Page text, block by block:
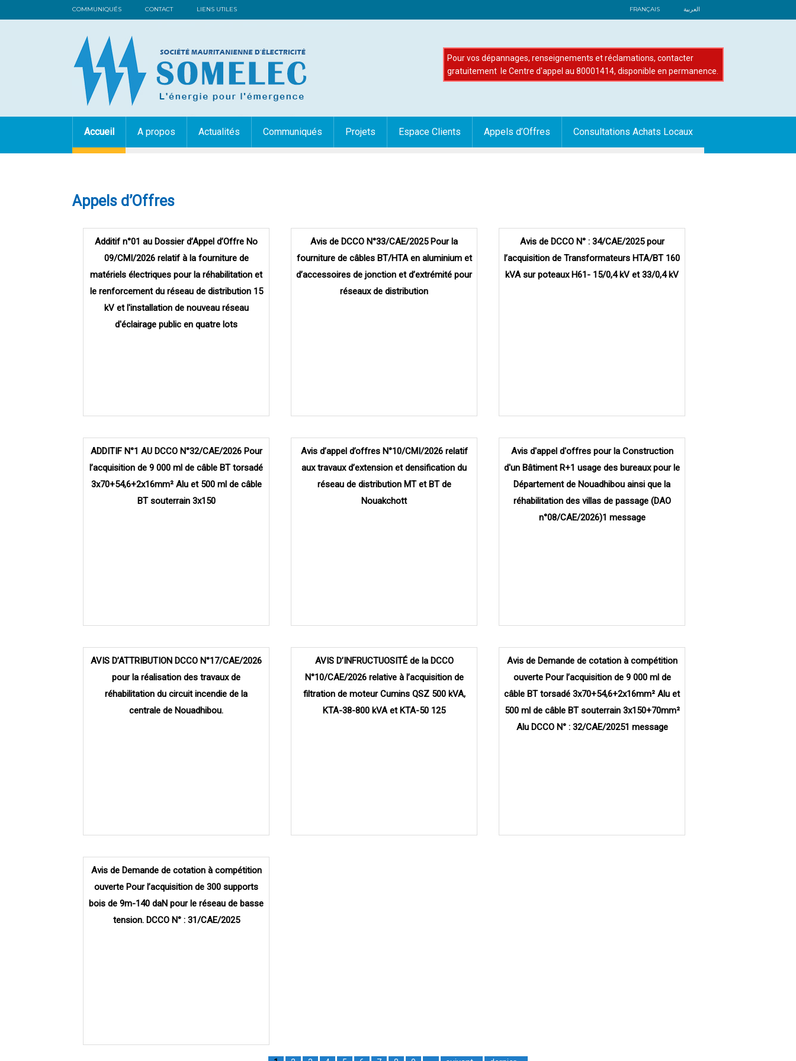
COMMUNIQUÉS CONTACT LIENS UTILES FRANÇAIS العربية
Pour vos dépannages, renseignements et réclamations, contacter
gratuitement le Centre d'appel au 80001414, disponible en permanence.
Accueil A propos Actualités Communiqués Projets Espace Clients Appels d’Offres Consultations Achats Locaux
Appels d’Offres
Additif n°01 au Dossier d’Appel d’Offre No
09/CMI/2026 relatif à la fourniture de
matériels électriques pour la réhabilitation et
le renforcement du réseau de distribution 15
kV et l'installation de nouveau réseau
d'éclairage public en quatre lots
Avis de DCCO N°33/CAE/2025 Pour la
fourniture de câbles BT/HTA en aluminium et
d’accessoires de jonction et d’extrémité pour
réseaux de distribution
Avis de DCCO N° : 34/CAE/2025 pour
l’acquisition de Transformateurs HTA/BT 160
kVA sur poteaux H61- 15/0,4 kV et 33/0,4 kV
ADDITIF N°1 AU DCCO N°32/CAE/2026 Pour
l’acquisition de 9 000 ml de câble BT torsadé
3x70+54,6+2x16mm² Alu et 500 ml de câble
BT souterrain 3x150
Avis d’appel d’offres N°10/CMI/2026 relatif
aux travaux d’extension et densification du
réseau de distribution MT et BT de
Nouakchott
Avis d'appel d'offres pour la Construction
d'un Bâtiment R+1 usage des bureaux pour le
Département de Nouadhibou ainsi que la
réhabilitation des villas de passage (DAO
n°08/CAE/2026)1 message
AVIS D’ATTRIBUTION DCCO N°17/CAE/2026
pour la réalisation des travaux de
réhabilitation du circuit incendie de la
centrale de Nouadhibou.
AVIS D’INFRUCTUOSITÉ de la DCCO
N°10/CAE/2026 relative à l’acquisition de
filtration de moteur Cumins QSZ 500 kVA,
KTA-38-800 kVA et KTA-50 125
Avis de Demande de cotation à compétition
ouverte Pour l’acquisition de 9 000 ml de
câble BT torsadé 3x70+54,6+2x16mm² Alu et
500 ml de câble BT souterrain 3x150+70mm²
Alu DCCO N° : 32/CAE/20251 message
Avis de Demande de cotation à compétition
ouverte Pour l’acquisition de 300 supports
bois de 9m-140 daN pour le réseau de basse
tension. DCCO N° : 31/CAE/2025